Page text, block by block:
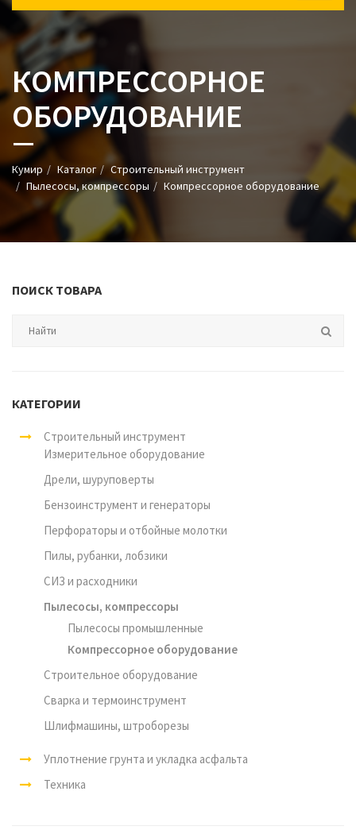
КОМПРЕССОРНОЕ
ОБОРУДОВАНИЕ
Кумир Каталог
Строительный инструмент
Пылесосы, компрессоры
Компрессорное оборудование
ПОИСК ТОВАРА
КАТЕГОРИИ
Строительный инструмент
Измерительное оборудование
Дрели, шуруповерты
Бензоинструмент и генераторы
Перфораторы и отбойные молотки
Пилы, рубанки, лобзики
СИЗ и расходники
Пылесосы, компрессоры
Пылесосы промышленные
Компрессорное оборудование
Строительное оборудование
Сварка и термоинструмент
Шлифмашины, штроборезы
Уплотнение грунта и укладка асфальта
Техника